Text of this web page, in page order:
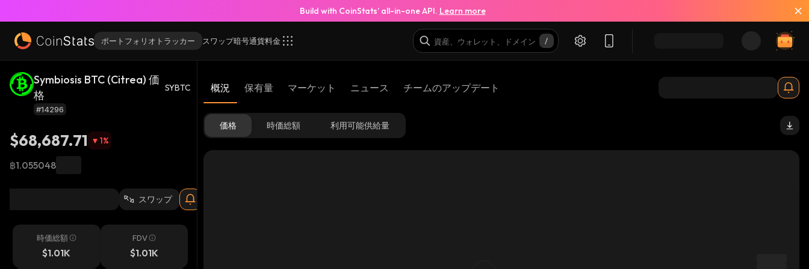
Build with CoinStats’ all-in-one API. Learn more
ポートフォリオトラッカー スワップ暗号通貨料金
Symbiosis BTC (Citrea) 価
格
SYBTC
#14296
$68,687.71 1%
฿1.055048
スワップ
時価総額
$1.01K
FDV
$1.01K
概況 保有量 マーケット ニュース チームのアップデート
価格 時価総額 利用可能供給量